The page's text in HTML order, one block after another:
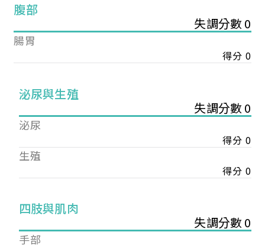
腹部
失調分數 0
腸胃
得分 0
泌尿與生殖
失調分數 0
泌尿
得分 0
生殖
得分 0
四肢與肌肉
失調分數 0
手部
您已成功送出會員申請
您好，您的會員申請，已成功送出，經本協會理事